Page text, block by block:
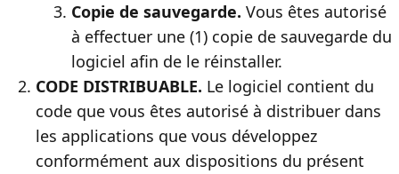
Copie de sauvegarde. Vous êtes autorisé
à effectuer une (1) copie de sauvegarde du
logiciel afin de le réinstaller.
CODE DISTRIBUABLE. Le logiciel contient du
code que vous êtes autorisé à distribuer dans
les applications que vous développez
conformément aux dispositions du présent